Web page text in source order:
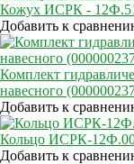
Кожух ИСРК -
Добавить к
Комплект
навесного
Добавить к
Кольцо ИСРК-
Добавить к